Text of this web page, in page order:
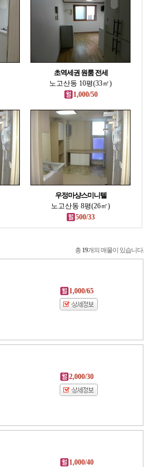
초역세권 원룸 전세
노고산동 10평(33㎡)
1,000/50
우정마샹스미니텔
노고산동 8평(26㎡)
500/33
총 19개의 매물이 있습니다.
1,000/65
2,000/30
1,000/40